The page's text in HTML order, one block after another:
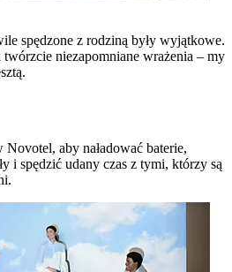
spędzone z rodziną były wyjątkowe.
niezapomniane wrażenia – my
Novotel, aby naładować baterie,
i spędzić udany czas z tymi, którzy są